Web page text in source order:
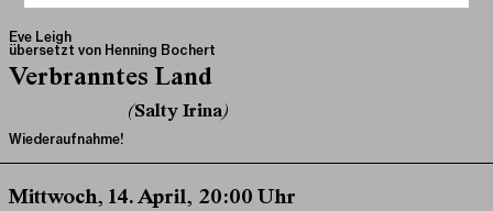
Eve Leigh
übersetzt von Henning Bochert
Verbranntes Land
(Salty Irina)
Wiederaufnahme!
Mittwoch, 14. April, 20:00 Uhr